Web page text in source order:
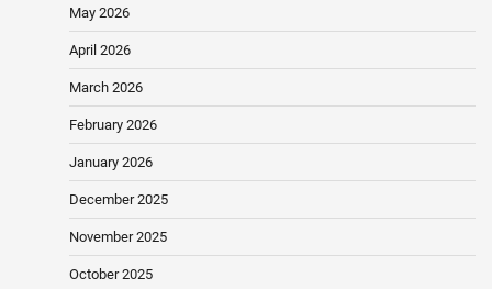
May 2026
April 2026
March 2026
February 2026
January 2026
December 2025
November 2025
October 2025